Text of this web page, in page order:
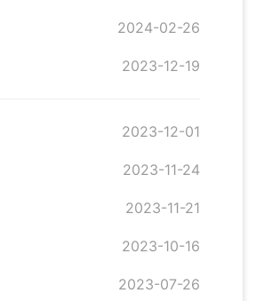
2024-02-26
2023-12-19
2023-12-01
2023-11-24
2023-11-21
2023-10-16
2023-07-26